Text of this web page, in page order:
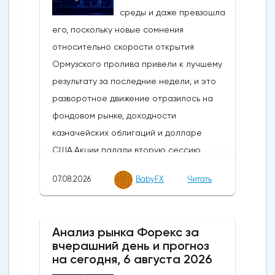
07.08.2026 BabyFX Читать
Анализ рынка Форекс за
вчерашний день и прогноз
на сегодня, 6 августа 2026